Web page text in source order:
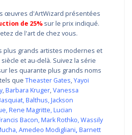
œuvres d'ArtWizard présentées
de 25% sur le prix indiqué.
de l'art de chez vous.
plus grands artistes modernes et
et au-delà. Suivez la série
les quarante plus grands noms
que Theaster Gates,Yayoi
,Barbara Kruger,Vanessa
,Balthus,Jackson
,Rene Magritte,Lucian
Bacon,Mark Rothko,Wassily
,Amedeo Modigliani, Barnett